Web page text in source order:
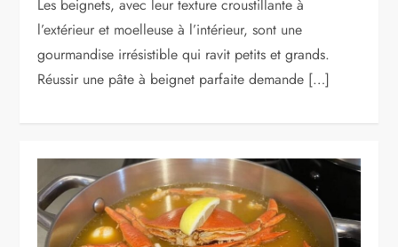
Les beignets, avec leur texture croustillante à
l’extérieur et moelleuse à l’intérieur, sont une
gourmandise irrésistible qui ravit petits et grands.
Réussir une pâte à beignet parfaite demande […]